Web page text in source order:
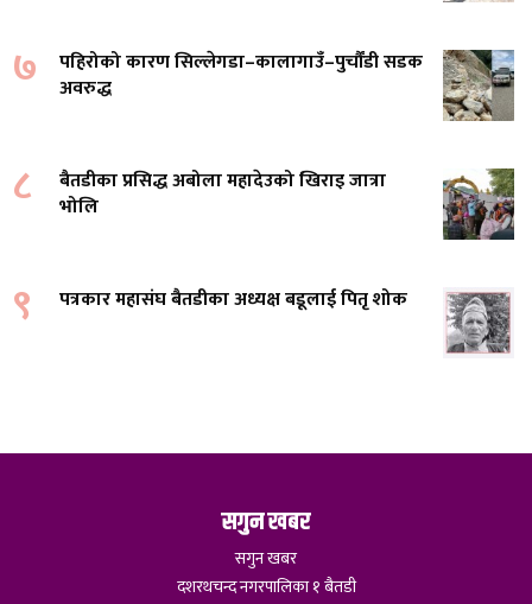
७
पहिरोको कारण सिल्लेगडा–कालागाउँ–पुर्चौंडी सडक
अवरुद्ध
८
बैतडीका प्रसिद्ध अबोला महादेउको खिराइ जात्रा
भोलि
९ पत्रकार महासंघ बैतडीका अध्यक्ष बडूलाई पितृ शोक
सगुन खबर
सगुन खबर
दशरथचन्द नगरपालिका १ बैतडी